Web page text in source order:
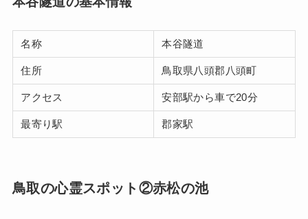
名称 本谷隧道
住所 鳥取県八頭郡八頭町
アクセス 安部駅から車で20分
最寄り駅 郡家駅
鳥取の心霊スポット②赤松の池